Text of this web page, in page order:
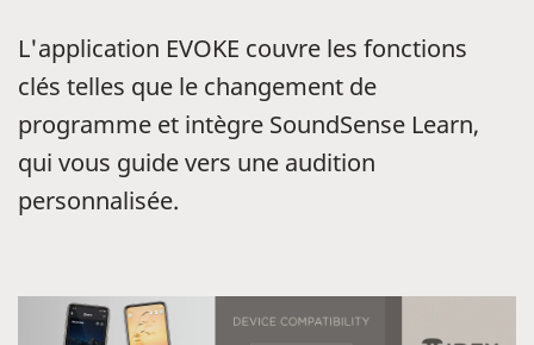
L'application EVOKE couvre les fonctions
clés telles que le changement de
programme et intègre SoundSense Learn,
qui vous guide vers une audition
personnalisée.